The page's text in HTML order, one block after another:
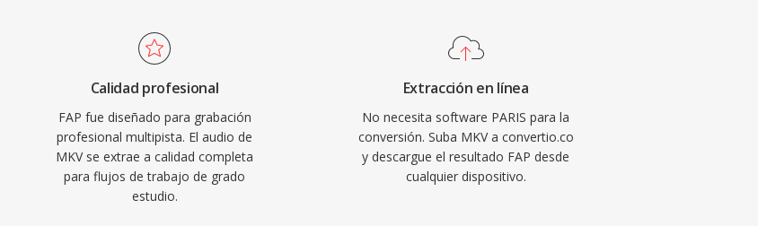
Calidad profesional
FAP fue diseñado para grabación
profesional multipista. El audio de
MKV se extrae a calidad completa
para flujos de trabajo de grado
estudio.
Extracción en línea
No necesita software PARIS para la
conversión. Suba MKV a convertio.co
y descargue el resultado FAP desde
cualquier dispositivo.